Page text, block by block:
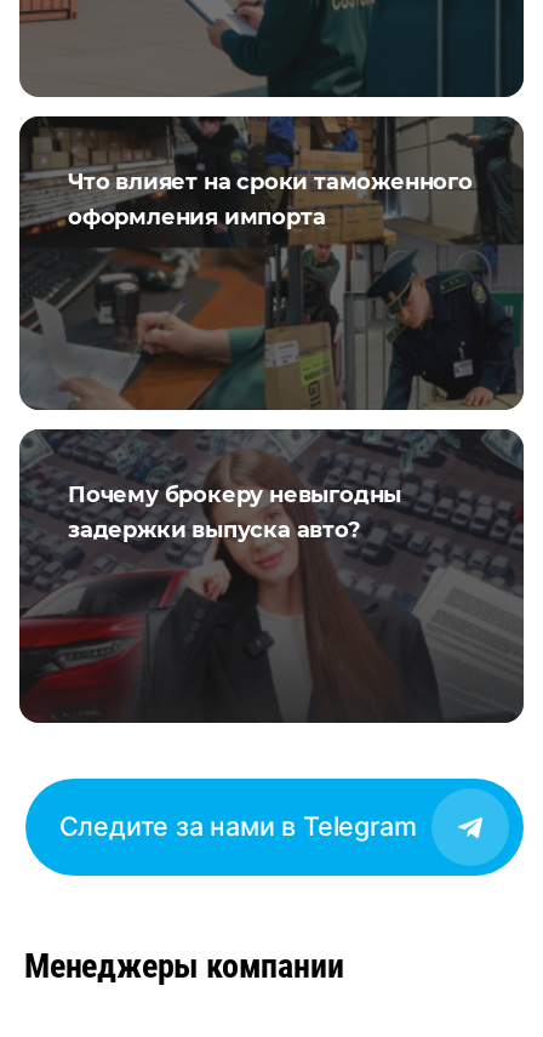
Что влияет на сроки таможенного
оформления импорта
Почему брокеру невыгодны
задержки выпуска авто?
Следите за нами в Telegram
Менеджеры компании